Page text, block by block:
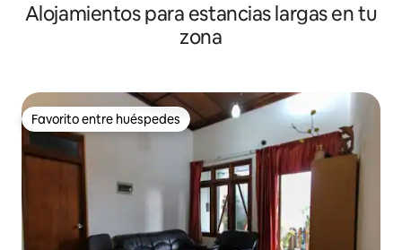
Alojamientos para estancias largas en tu
zona
Favorito entre huéspedes
Favorito entre huéspedes